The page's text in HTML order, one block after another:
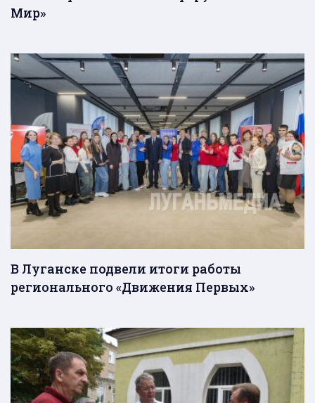
Мир»
В Луганске подвели итоги работы
регионального «Движения Первых»